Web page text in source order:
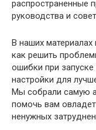
распространенные
руководства и
В наших
как решить
ошибки при
настройки для
Мы собрали самую
помочь вам
ненужных